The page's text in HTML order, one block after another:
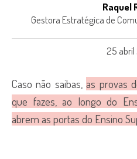
Raquel
Gestora Estratégica de
25
Caso não saibas,as provas
que fazes, ao longo do
abrem as portas do Ensino